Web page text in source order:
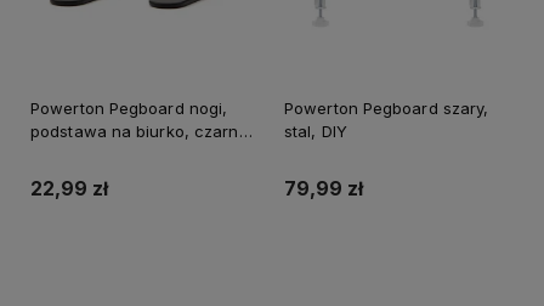
Powerton Pegboard nogi,
podstawa na biurko, czarna,
22,99 zł
Powerton Pegboard szary,
stal, DIY
79,99 zł